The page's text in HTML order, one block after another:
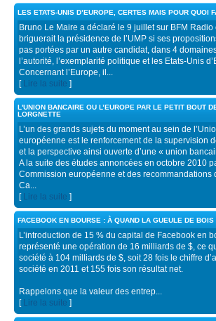
LES ETATS-UNIS D’EUROPE, CERTES MAIS POUR QUOI
Bruno Le Maire a déclaré le 9 juillet sur BFM Radio
briguerait la présidence de l’UMP si ses
pas portées par un autre candidat, dans 4
l’autorité, l’exemplarité politique et les Etats-Unis
Concernant l’Europe, il...
[ Lire la suite ]
L'UNION BANCAIRE OU L’EUROPE PAR LE PETIT BOUT
LORGNETTE
L’un des grands sujets du moment au sein de
européenne est le renforcement de la supervision
et la perspective ainsi ouverte d’une « union
A la suite des études annoncées en octobre 2010
Commission européenne et des recommandations
Ca...
[ Lire la suite ]
FACEBOOK EN BOURSE : À QUAND LA GUEULE DE BOIS
L’introduction de 15 % du capital de Facebook en
représenté une opération de 16 milliards de $, ce
société à 104 milliards de $, soit 28 fois le chiffre
société en 2011 et 155 fois son résultat net.
Rappelons que la valeur des entrep...
[ Lire la suite ]